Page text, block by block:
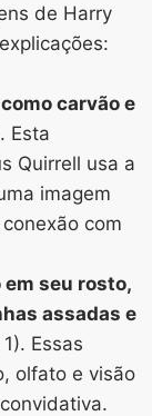
de Harry
carvão e
Esta
Quirrell usa a
imagem
com
seu rosto,
assadas e
Essas
olfato e visão